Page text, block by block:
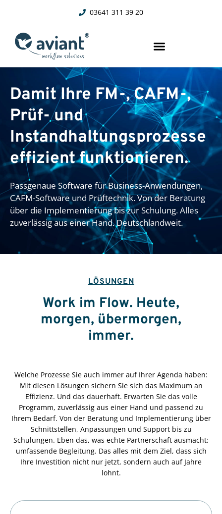
03641 311 39 20
Damit Ihre FM-, CAFM-,
Prüf- und
Instandhaltungsprozesse
effizient funktionieren.
Passgenaue Software für Business-Anwendungen,
CAFM-Software und Prüftechnik. Von der Beratung
über die Implementierung bis zur Schulung. Alles
zuverlässig aus einer Hand. Deutschlandweit.
LÖSUNGEN
Work im Flow. Heute,
morgen, übermorgen,
immer.
Welche Prozesse Sie auch immer auf Ihrer Agenda haben:
Mit diesen Lösungen sichern Sie sich das Maximum an
Effizienz. Und das dauerhaft. Erwarten Sie das volle
Programm, zuverlässig aus einer Hand und passend zu
Ihrem Bedarf. Von der Beratung und Implementierung über
Schnittstellen, Anpassungen und Support bis zu
Schulungen. Eben das, was echte Partnerschaft ausmacht:
umfassende Begleitung. Das alles mit dem Ziel, dass sich
Ihre Investition nicht nur jetzt, sondern auch auf Jahre
lohnt.